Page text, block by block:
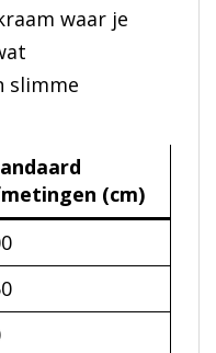
waar je
slimme
(cm)